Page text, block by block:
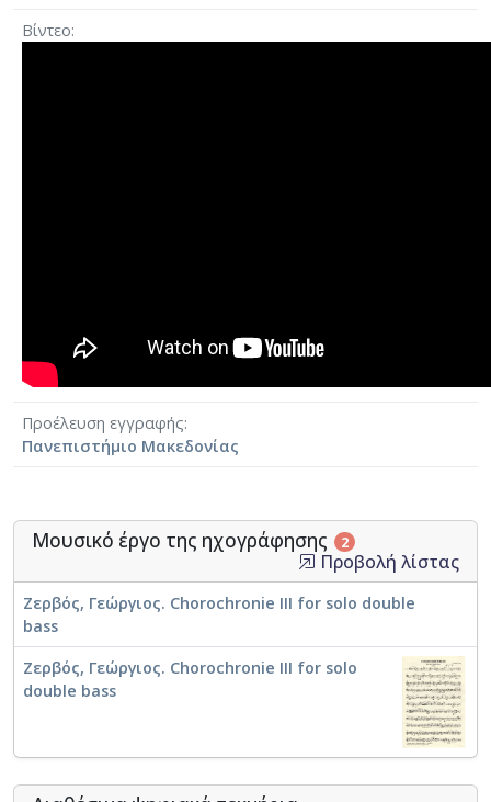
Βίντεο
Προέλευση εγγραφής
Πανεπιστήμιο Μακεδονίας
Μουσικό έργο της ηχογράφησης 2
Προβολή λίστας
Ζερβός, Γεώργιος. Chorochronie III for solo double
bass
Ζερβός, Γεώργιος. Chorochronie III for solo
double bass